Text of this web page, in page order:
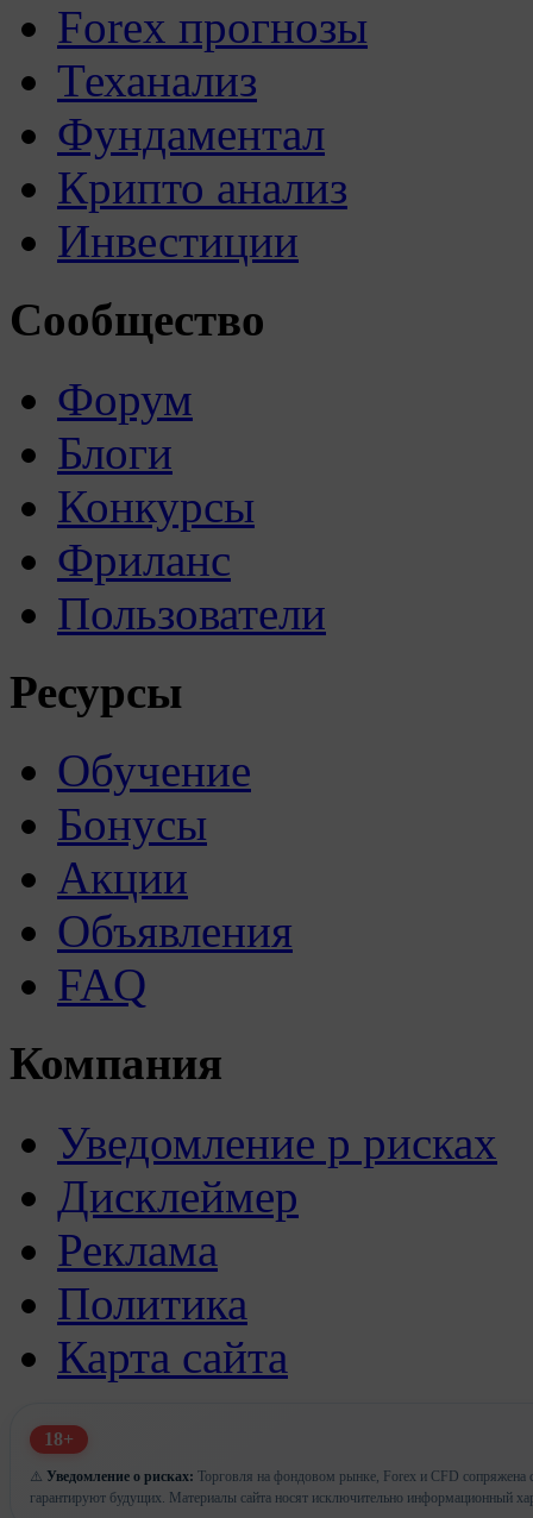
Forex прогнозы
Теханализ
Фундаментал
Крипто анализ
Инвестиции
Сообщество
Форум
Блоги
Конкурсы
Фриланс
Пользователи
Ресурсы
Обучение
Бонусы
Акции
Объявления
FAQ
Компания
Уведомление р рисках
Дисклеймер
Реклама
Политика
Карта сайта
18+
⚠️ Уведомление о рисках: Торговля на фондовом рынке, Forex и CFD сопряжена
гарантируют будущих. Материалы сайта носят исключительно информационный